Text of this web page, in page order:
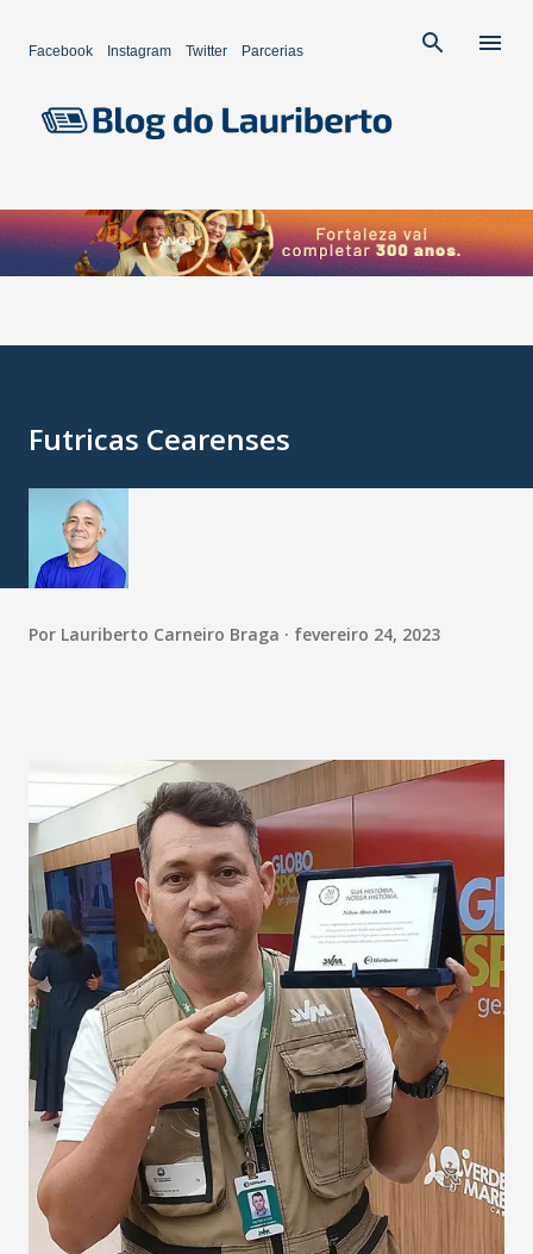
Facebook Instagram Twitter Parcerias
Futricas Cearenses
Por Lauriberto Carneiro Braga fevereiro 24, 2023